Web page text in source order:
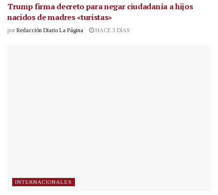
Trump firma decreto para negar ciudadanía a hijos
nacidos de madres «turistas»
por Redacción Diario La Página HACE 3 DÍAS
INTERNACIONALES